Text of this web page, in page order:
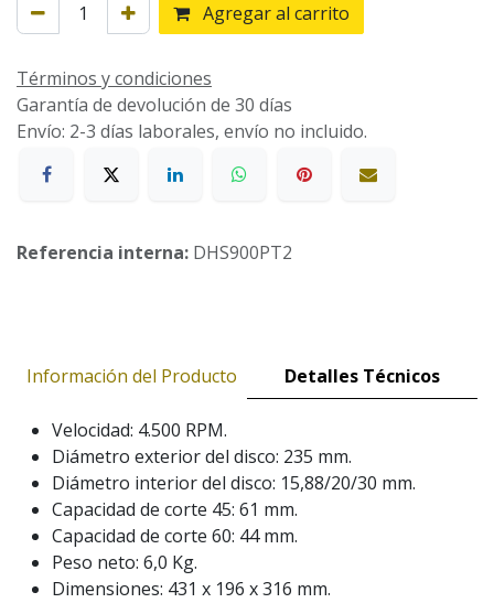
Agregar al carrito
Términos y condiciones
Garantía de devolución de 30 días
Envío: 2-3 días laborales, envío no incluido.
Referencia interna: DHS900PT2
Información del Producto Detalles Técnicos
Velocidad: 4.500 RPM.
Diámetro exterior del disco: 235 mm.
Diámetro interior del disco: 15,88/20/30 mm.
Capacidad de corte 45: 61 mm.
Capacidad de corte 60: 44 mm.
Peso neto: 6,0 Kg.
Dimensiones: 431 x 196 x 316 mm.